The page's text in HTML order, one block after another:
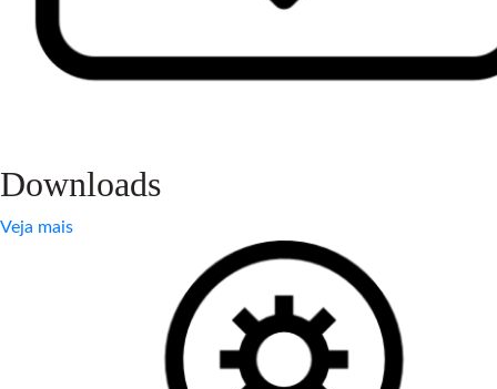
Downloads
Veja mais